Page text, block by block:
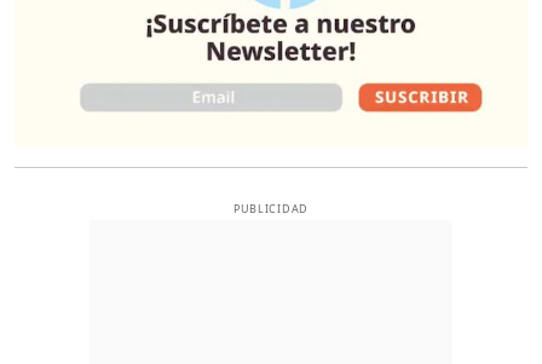
PUBLICIDAD